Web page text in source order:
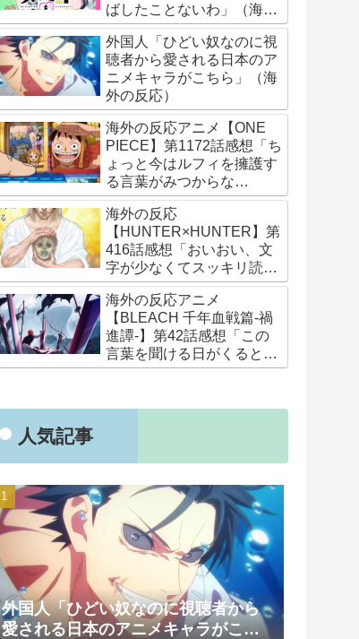
ばしたことないわ」（海外
の反応）
外国人「ひどい奴なのに視
聴者から愛される日本のア
ニメキャラがこちら」（海
外の反応）
海外の反応アニメ【ONE
PIECE】第1172話感想「ち
ょっと今はルフィを擁護す
る言葉がみつからな
い･･･」
海外の反応
【HUNTER×HUNTER】第
416話感想「おいおい、文
字が少なくてスッキリ読め
るぞ！！」
海外の反応アニメ
【BLEACH 千年血戦篇-禍
進譚-】第42話感想「この
言葉を聞ける日がくると
は･･･夢みたいだ」
人気記事
外国人「ひどい奴なのに視聴者から
愛される日本のアニメキャラがこち